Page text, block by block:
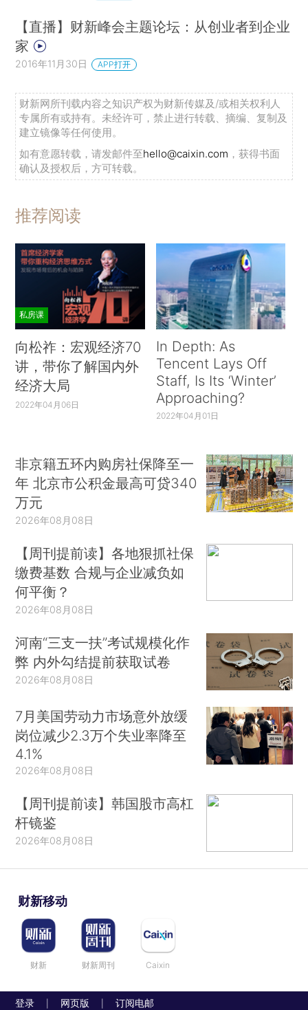
【直播】财新峰会主题论坛：从创业者到企业
家
2016年11月30日 APP打开
财新网所刊载内容之知识产权为财新传媒及/或相关权利人
专属所有或持有。未经许可，禁止进行转载、摘编、复制及
建立镜像等任何使用。
如有意愿转载，请发邮件至hello@caixin.com ，获得书面
确认及授权后，方可转载。
推荐阅读
私房课
向松祚：宏观经济70
讲，带你了解国内外
经济大局
2022年04月06日
In Depth: As
Tencent Lays Off
Staff, Is Its ‘Winter’
Approaching?
2022年04月01日
非京籍五环内购房社保降至一
年 北京市公积金最高可贷340
万元
2026年08月08日
【周刊提前读】各地狠抓社保
缴费基数 合规与企业减负如
何平衡？
2026年08月08日
河南“三支一扶”考试规模化作
弊 内外勾结提前获取试卷
2026年08月08日
7月美国劳动力市场意外放缓
岗位减少2.3万个失业率降至
4.1%
2026年08月08日
【周刊提前读】韩国股市高杠
杆镜鉴
2026年08月08日
财新移动
财新 财新周刊 Caixin
登录 网页版 订阅电邮